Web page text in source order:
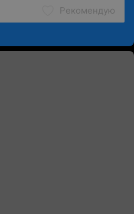
Рекомендую